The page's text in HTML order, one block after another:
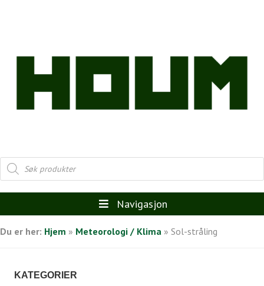
Products
search
Navigasjon
Du er her: Hjem » Meteorologi / Klima » Sol-stråling
KATEGORIER